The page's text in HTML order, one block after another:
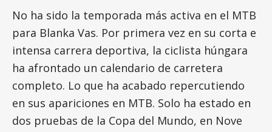
No ha sido la temporada más activa en el MTB
para Blanka Vas. Por primera vez en su corta e
intensa carrera deportiva, la ciclista húngara
ha afrontado un calendario de carretera
completo. Lo que ha acabado repercutiendo
en sus apariciones en MTB. Solo ha estado en
dos pruebas de la Copa del Mundo, en Nove